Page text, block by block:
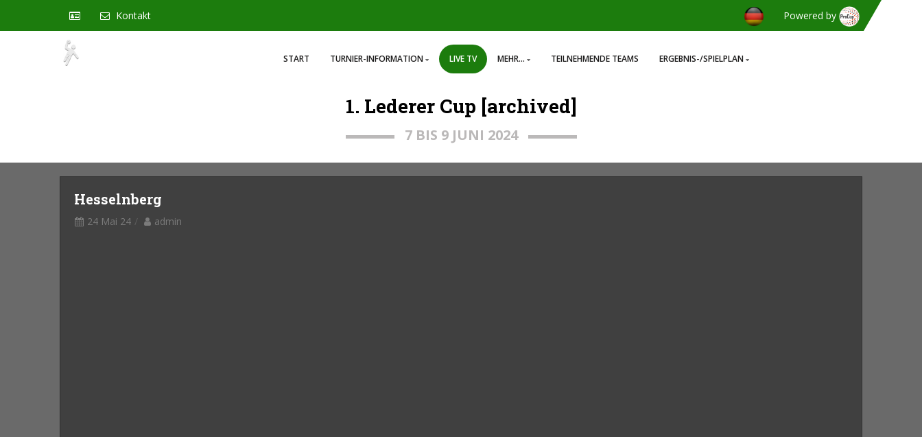
Kontakt Powered by
START TURNIER-INFORMATION LIVE TV MEHR... TEILNEHMENDE TEAMS ERGEBNIS-/SPIELPLAN
1. Lederer Cup [archived]
7 BIS 9 JUNI 2024
Hesselnberg
24 Mai 24 admin